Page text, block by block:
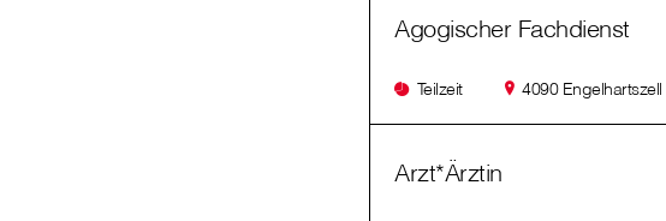
Agogischer Fachdienst
Teilzeit 4090 Engelhartszell
Arzt*Ärztin